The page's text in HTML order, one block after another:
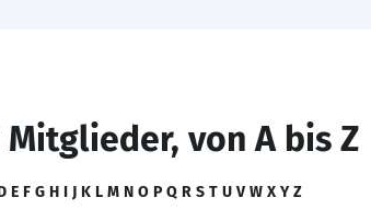
Mitglieder, von A bis Z
E F G H I J K L M N O P Q R S T U V W X Y Z